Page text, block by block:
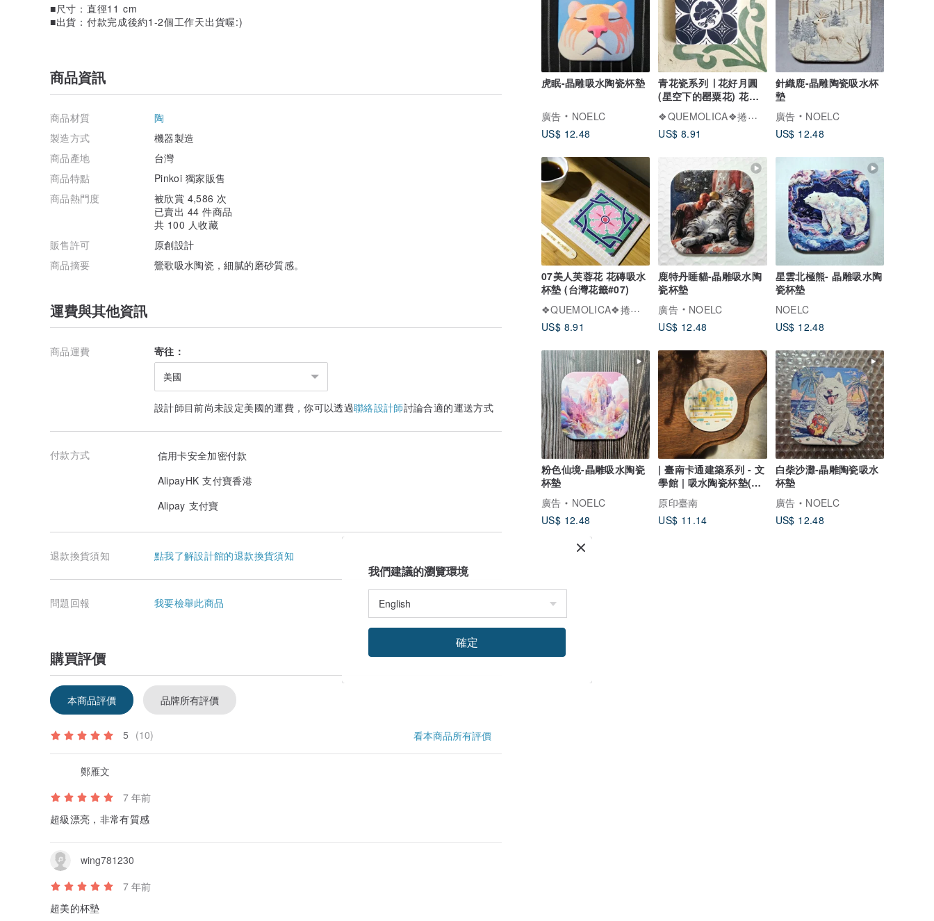
虎眠-晶雕吸水陶瓷杯墊
廣告
NOELC
US$ 12.48
青花瓷系列 ∣ 花好月圓
(星空下的罌粟花) 花磚
❖QUEMOLICA❖捲毛力卡
US$ 8.91
針織鹿-晶雕陶瓷吸水杯
墊
廣告
NOELC
US$ 12.48
07美人芙蓉花 花磚吸水
杯墊 (台灣花籤#07)
❖QUEMOLICA❖捲毛力卡
US$ 8.91
鹿特丹睡貓-晶雕吸水陶
瓷杯墊
廣告
NOELC
US$ 12.48
星雲北極熊- 晶雕吸水陶
瓷杯墊
NOELC
US$ 12.48
粉色仙境-晶雕吸水陶瓷
杯墊
廣告
NOELC
US$ 12.48
| 臺南卡通建築系列 - 文
學館 | 吸水陶瓷杯墊(浮
雕款)
原印臺南
US$ 11.14
白柴沙灘-晶雕陶瓷吸水
杯墊
廣告
NOELC
US$ 12.48
■尺寸：直徑11 cm
■出貨：付款完成後約1-2個工作天出貨喔:)
商品資訊
商品材質
陶
製造方式
機器製造
商品產地
台灣
商品特點
Pinkoi 獨家販售
商品熱門度
被欣賞 4,586 次
已賣出 44 件商品
共 100 人收藏
販售許可
原創設計
商品摘要
鶯歌吸水陶瓷，細膩的磨砂質感。
運費與其他資訊
商品運費 寄往：
美國
設計師目前尚未設定美國的運費，你可以透過聯絡設計師討論合適的運送方式
付款方式
信用卡安全加密付款
AlipayHK 支付寶香港
Alipay 支付寶
退款換貨須知 點我了解設計館的退款換貨須知
問題回報 我要檢舉此商品
購買評價
本商品評價 品牌所有評價
5 (10) 看本商品所有評價
鄭雁文
7 年前
超級漂亮，非常有質感
wing781230
7 年前
超美的杯墊
我們建議的瀏覽環境
確定